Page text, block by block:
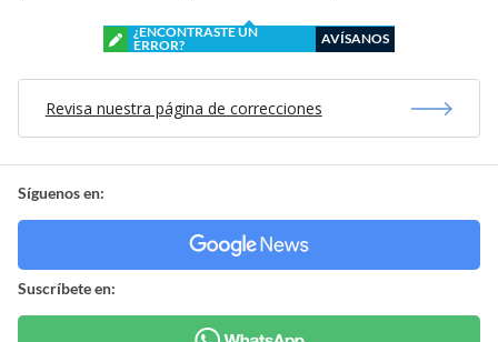
¿ENCONTRASTE UN
ERROR?
AVÍSANOS
Revisa nuestra página de correcciones
Síguenos en:
Suscríbete en: